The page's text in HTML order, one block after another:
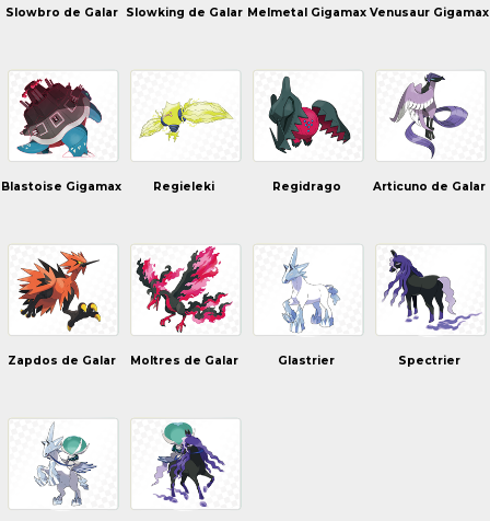
Slowbro de Galar Slowking de Galar Melmetal Gigamax Venusaur Gigamax
Blastoise Gigamax Regieleki Regidrago Articuno de Galar
Zapdos de Galar Moltres de Galar Glastrier Spectrier